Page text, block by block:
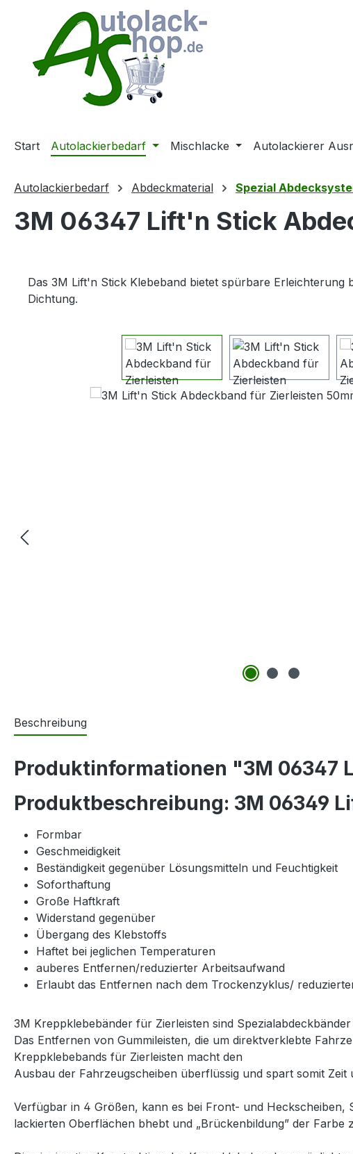
Hauptinhalt springen
Zur Suche springen
Zur Hauptnavigation springen
Start Autolackierbedarf Mischlacke Autolackierer
Autolackierbedarf Abdeckmaterial Spezial
3M 06347 Lift'n Stick
Das 3M Lift'n Stick Klebeband bietet spürbare
Dichtung.
Bildergalerie überspringen
Beschreibung
Produktinformationen "3M 06347
Produktbeschreibung: 3M 06349
Formbar
Geschmeidigkeit
Beständigkeit gegenüber Lösungsmitteln und Feuchtigkeit
Soforthaftung
Große Haftkraft
Widerstand gegenüber
Übergang des Klebstoffs
Haftet bei jeglichen Temperaturen
auberes Entfernen/reduzierter Arbeitsaufwand
Erlaubt das Entfernen nach dem Trockenzyklus/
3M Kreppklebebänder für Zierleisten sind
Das Entfernen von Gummileisten, die um direktverklebte
Kreppklebebands für Zierleisten macht den
Ausbau der Fahrzeugscheiben überflüssig und spart somit Zeit
Verfügbar in 4 Größen, kann es bei Front- und Heckscheiben,
lackierten Oberflächen bhebt und „Brückenbildung” der